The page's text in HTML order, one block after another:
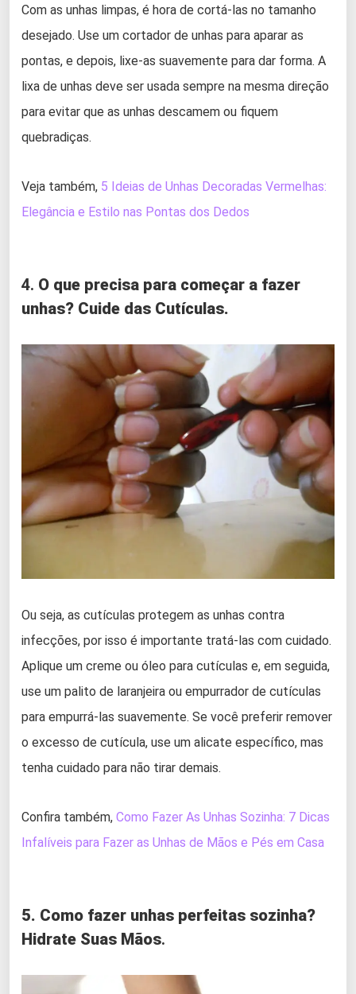
Com as unhas limpas, é hora de cortá-las no tamanho
desejado. Use um cortador de unhas para aparar as
pontas, e depois, lixe-as suavemente para dar forma. A
lixa de unhas deve ser usada sempre na mesma direção
para evitar que as unhas descamem ou fiquem
quebradiças.
Veja também, 5 Ideias de Unhas Decoradas Vermelhas:
Elegância e Estilo nas Pontas dos Dedos
4. O que precisa para começar a fazer
unhas? Cuide das Cutículas.
Ou seja, as cutículas protegem as unhas contra
infecções, por isso é importante tratá-las com cuidado.
Aplique um creme ou óleo para cutículas e, em seguida,
use um palito de laranjeira ou empurrador de cutículas
para empurrá-las suavemente. Se você preferir remover
o excesso de cutícula, use um alicate específico, mas
tenha cuidado para não tirar demais.
Confira também, Como Fazer As Unhas Sozinha: 7 Dicas
Infalíveis para Fazer as Unhas de Mãos e Pés em Casa
5. Como fazer unhas perfeitas sozinha?
Hidrate Suas Mãos.